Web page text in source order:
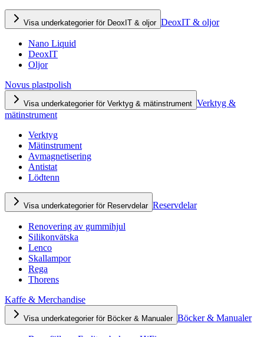
Visa underkategorier för DeoxIT & oljor DeoxIT & oljor
Nano Liquid
DeoxIT
Oljor
Novus plastpolish
Visa underkategorier för Verktyg & mätinstrument Verktyg &
mätinstrument
Verktyg
Mätinstrument
Avmagnetisering
Antistat
Lödtenn
Visa underkategorier för Reservdelar Reservdelar
Renovering av gummihjul
Silikonvätska
Lenco
Skallampor
Rega
Thorens
Kaffe & Merchandise
Visa underkategorier för Böcker & Manualer Böcker & Manualer